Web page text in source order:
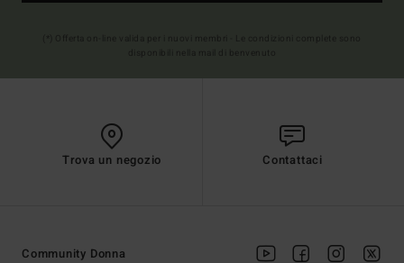
Trova un negozio Contattaci
Community Donna